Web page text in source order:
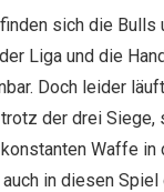
sich die Bulls
Liga und die
Doch leider
der drei Siege,
Waffe
in diesen